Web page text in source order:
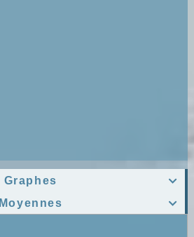

Graphes

Moyennes